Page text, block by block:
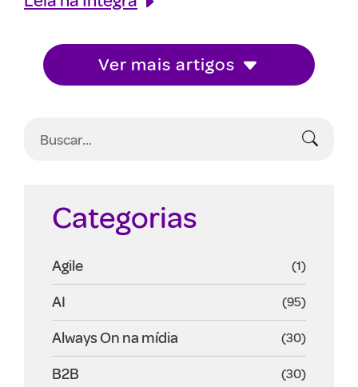
Ver mais artigos
Categorias
Agile (1)
AI (95)
Always On na mídia (30)
B2B (30)